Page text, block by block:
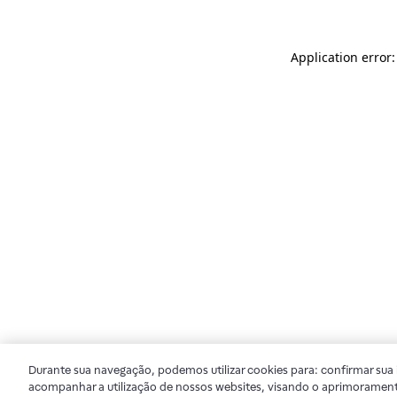
Application
Durante sua navegação, podemos utilizar cookies para: confirmar
acompanhar a utilização de nossos websites, visando o